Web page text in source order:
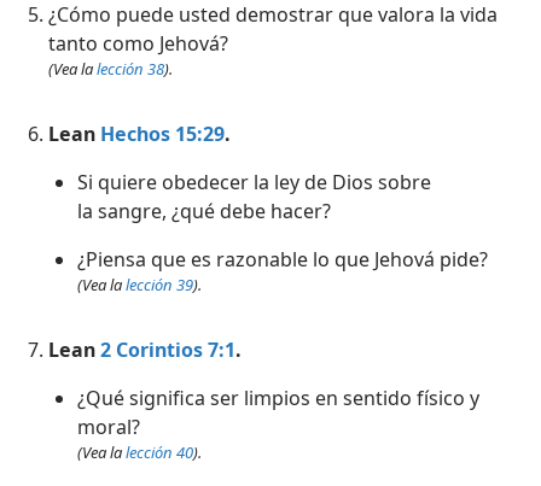
¿Cómo puede usted demostrar que valora la vida
tanto como Jehová?
(Vea lalección 38).
Lean Hechos 15:29.
Si quiere obedecer la ley de Dios sobre
la sangre, ¿qué debe hacer?
¿Piensa que es razonable lo que Jehová pide?
(Vea lalección 39).
Lean2 Corintios 7:1.
¿Qué significa ser limpios en sentido físico y
moral?
(Vea lalección 40).